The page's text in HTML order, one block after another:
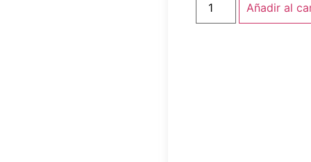
Añadir al